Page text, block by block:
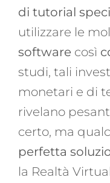
di tutorial
utilizzare le
software così
studi, tali
monetari e di
rivelano
certo, ma
perfetta
la Realtà